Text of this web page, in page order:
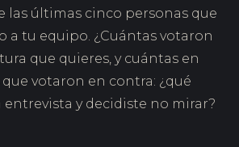
las últimas cinco personas que
a tu equipo. ¿Cuántas votaron
que quieres, y cuántas en
que votaron en contra: ¿qué
entrevista y decidiste no mirar?